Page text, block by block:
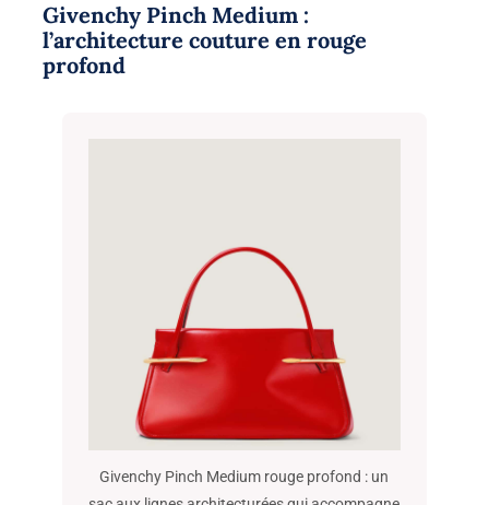
Givenchy Pinch Medium :
l’architecture couture en rouge
profond
Givenchy Pinch Medium rouge profond : un